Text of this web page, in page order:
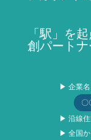
「駅」を
創パートナ
▶ 企業名
〇
▶ 沿線住
▶ 全国か